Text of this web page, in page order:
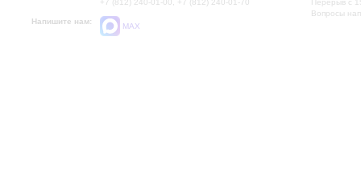
+7 (812) 240-01-00, +7 (812) 240-01-70
Напишите нам:
MAX
Перерыв с
Вопросы